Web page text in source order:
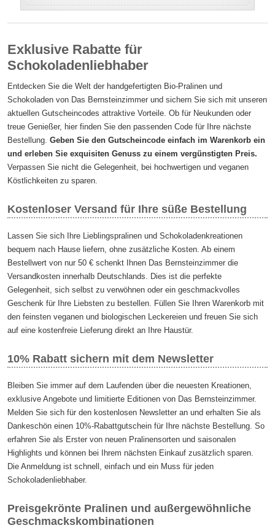
Exklusive Rabatte für
Schokoladenliebhaber
Entdecken Sie die Welt der handgefertigten Bio-Pralinen und
Schokoladen von Das Bernsteinzimmer und sichern Sie sich mit unseren
aktuellen Gutscheincodes attraktive Vorteile. Ob für Neukunden oder
treue Genießer, hier finden Sie den passenden Code für Ihre nächste
Bestellung.Geben Sie den Gutscheincode einfach im Warenkorb ein
und erleben Sie exquisiten Genuss zu einem vergünstigten Preis.
Verpassen Sie nicht die Gelegenheit, bei hochwertigen und veganen
Köstlichkeiten zu sparen.
Kostenloser Versand für Ihre süße Bestellung
Lassen Sie sich Ihre Lieblingspralinen und Schokoladenkreationen
bequem nach Hause liefern, ohne zusätzliche Kosten. Ab einem
Bestellwert von nur 50 € schenkt Ihnen Das Bernsteinzimmer die
Versandkosten innerhalb Deutschlands. Dies ist die perfekte
Gelegenheit, sich selbst zu verwöhnen oder ein geschmackvolles
Geschenk für Ihre Liebsten zu bestellen. Füllen Sie Ihren Warenkorb mit
den feinsten veganen und biologischen Leckereien und freuen Sie sich
auf eine kostenfreie Lieferung direkt an Ihre Haustür.
10% Rabatt sichern mit dem Newsletter
Bleiben Sie immer auf dem Laufenden über die neuesten Kreationen,
exklusive Angebote und limitierte Editionen von Das Bernsteinzimmer.
Melden Sie sich für den kostenlosen Newsletter an und erhalten Sie als
Dankeschön einen 10%-Rabattgutschein für Ihre nächste Bestellung. So
erfahren Sie als Erster von neuen Pralinensorten und saisonalen
Highlights und können bei Ihrem nächsten Einkauf zusätzlich sparen.
Die Anmeldung ist schnell, einfach und ein Muss für jeden
Schokoladenliebhaber.
Preisgekrönte Pralinen und außergewöhnliche
Geschmackskombinationen